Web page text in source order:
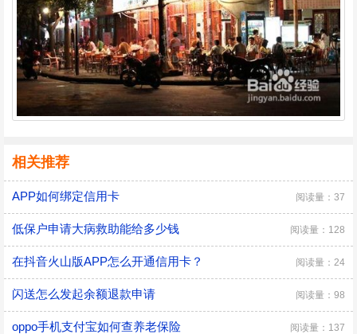
相关推荐
APP如何绑定信用卡 阅读量：37
低保户申请大病救助能给多少钱 阅读量：128
在抖音火山版APP怎么开通信用卡？ 阅读量：24
闪送怎么发起余额退款申请 阅读量：98
oppo手机支付宝如何查养老保险 阅读量：137